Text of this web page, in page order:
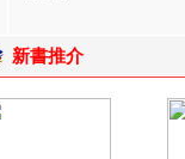
新書推介